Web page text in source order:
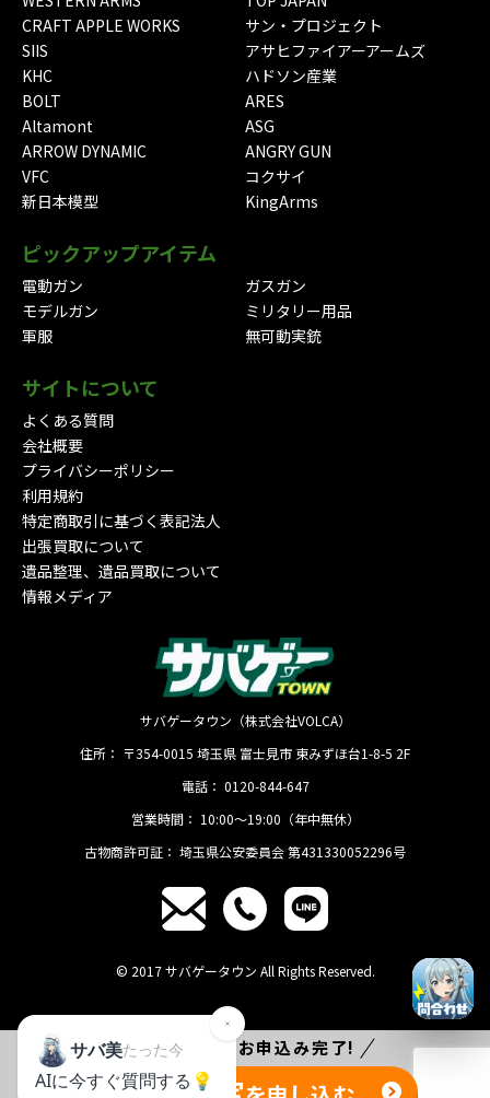
CRAFT APPLE WORKS
サン・プロジェクト
SIIS
アサヒファイアーアームズ
KHC
ハドソン産業
BOLT
ARES
Altamont
ASG
ARROW DYNAMIC
ANGRY GUN
VFC
コクサイ
新日本模型
KingArms
ピックアップアイテム
電動ガン
ガスガン
モデルガン
ミリタリー用品
軍服
無可動実銃
サイトについて
よくある質問
会社概要
プライバシーポリシー
利用規約
特定商取引に基づく表記法人
出張買取について
遺品整理、遺品買取について
情報メディア
サバゲータウン（株式会社VOLCA）
住所： 〒354-0015 埼玉県 富士見市 東みずほ台1-8-5 2F
電話： 0120-844-647
営業時間： 10:00〜19:00（年中無休）
古物商許可証： 埼玉県公安委員会 第431330052296号
© 2017 サバゲータウン All Rights Reserved.
たった でお申込み完了!